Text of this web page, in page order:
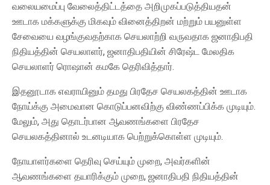
வலையமைப்பு வேலைத்திட்டத்தை அறிமுகப்படுத்தியதன்
ஊடாக மக்களுக்கு மிகவும் வினைத்திறன் மற்றும் பயனுள்ள
சேவையை வழங்குவதற்காக செயலாற்றி வருவதாக ஜனாதிபதி
நிதியத்தின் செயலாளர், ஜனாதிபதியின் சிரேஷ்ட மேலதிக
செயலாளர் ரொஷான் கமகே தெரிவித்தார்.
இதனூடாக எவராயினும் தமது பிரதேச செயலகத்தின் ஊடாக
நோய்க்கு அமைவான கொடுப்பனவிற்கு விண்ணப்பிக்க முடியும்.
மேலும், அது தொடர்பான ஆவணங்களை பிரதேச
செயலகத்தினால் உடனடியாக பெற்றுக்கொள்ள முடியும்.
நோயாளர்களை தெரிவு செய்யும் முறை, அவர்களின்
ஆவணங்களை தயாரிக்கும் முறை, ஜனாதிபதி நிதியத்தின்